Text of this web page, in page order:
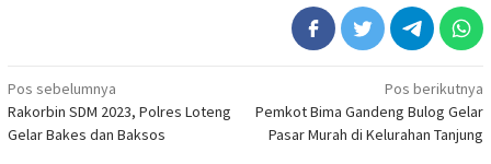
Navigasi
pos
Pos sebelumnya
Rakorbin SDM 2023, Polres Loteng
Gelar Bakes dan Baksos
Pos berikutnya
Pemkot Bima Gandeng Bulog Gelar
Pasar Murah di Kelurahan Tanjung